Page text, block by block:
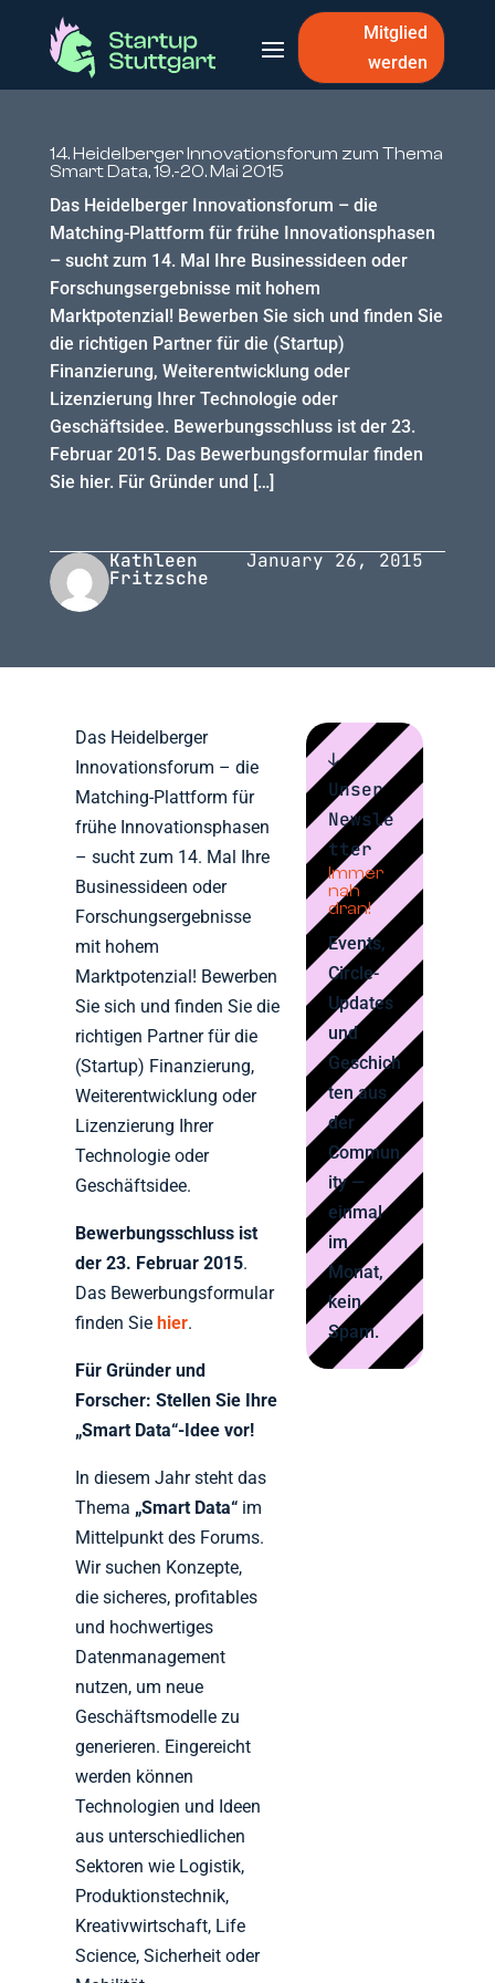
Mitglied
werden
14. Heidelberger Innovationsforum zum Thema
Smart Data, 19.-20. Mai 2015
Das Heidelberger Innovationsforum – die
Matching-Plattform für frühe Innovationsphasen
– sucht zum 14. Mal Ihre Businessideen oder
Forschungsergebnisse mit hohem
Marktpotenzial! Bewerben Sie sich und finden Sie
die richtigen Partner für die (Startup)
Finanzierung, Weiterentwicklung oder
Lizenzierung Ihrer Technologie oder
Geschäftsidee. Bewerbungsschluss ist der 23.
Februar 2015. Das Bewerbungsformular finden
Sie hier. Für Gründer und […]
Kathleen
Fritzsche
January 26, 2015
Das Heidelberger
Innovationsforum – die
Matching-Plattform für
frühe Innovationsphasen
– sucht zum 14. Mal Ihre
Businessideen oder
Forschungsergebnisse
mit hohem
Marktpotenzial! Bewerben
Sie sich und finden Sie die
richtigen Partner für die
(Startup) Finanzierung,
Weiterentwicklung oder
Lizenzierung Ihrer
Technologie oder
Geschäftsidee.
Bewerbungsschluss ist
der 23. Februar 2015.
Das Bewerbungsformular
finden Sie hier.
Für Gründer und
Forscher: Stellen Sie Ihre
„Smart Data“-Idee vor!
In diesem Jahr steht das
Thema „Smart Data“ im
Mittelpunkt des Forums.
Wir suchen Konzepte,
die sicheres, profitables
und hochwertiges
Datenmanagement
nutzen, um neue
Geschäftsmodelle zu
generieren. Eingereicht
werden können
Technologien und Ideen
aus unterschiedlichen
Sektoren wie Logistik,
Produktionstechnik,
Kreativwirtschaft, Life
Science, Sicherheit oder
↓
Unser
Newsle
tter
Immer
nah
dran!
Events,
Circle-
Updates
und
Geschich
ten aus
der
Commun
ity —
einmal
im
Monat,
kein
Spam.